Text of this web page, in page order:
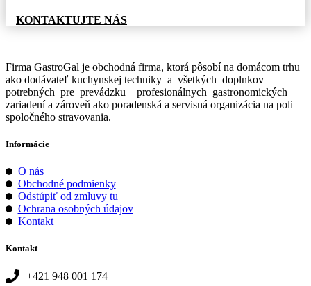
KONTAKTUJTE NÁS
Firma GastroGal je obchodná firma, ktorá pôsobí na domácom trhu
ako dodávateľ kuchynskej techniky a všetkých doplnkov
potrebných pre prevádzku profesionálnych gastronomických
zariadení a zároveň ako poradenská a servisná organizácia na poli
spoločného stravovania.
Informácie
O nás
Obchodné podmienky
Odstúpiť od zmluvy tu
Ochrana osobných údajov
Kontakt
Kontakt
+421 948 001 174